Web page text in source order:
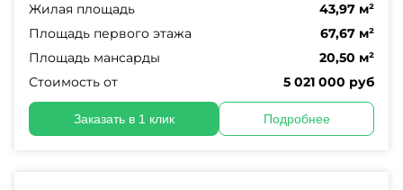
Жилая площадь
43,97 м²
Площадь первого этажа
67,67 м²
Площадь мансарды
20,50 м²
Стоимость от
5 021 000 руб
Заказать в 1 клик Подробнее